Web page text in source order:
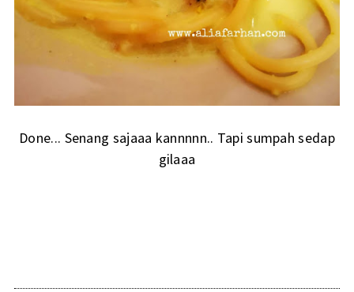
Done... Senang sajaaa kannnnn.. Tapi sumpah sedap
gilaaa